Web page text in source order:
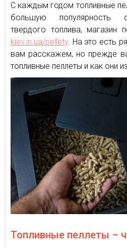
С каждым годом топливные
большую популярность
твердого топлива, магазин
kiev.in.ua/pellety. На это есть
вам расскажем, но прежде
топливные пеллеты и как они
Топливные пеллеты –